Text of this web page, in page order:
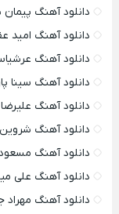
دانلود آهنگ
دانلود آهنگ امید
دانلود آهنگ
دانلود آهنگ سینا
دانلود آهنگ
دانلود آهنگ
دانلود آهنگ
دانلود آهنگ علی
دانلود آهنگ